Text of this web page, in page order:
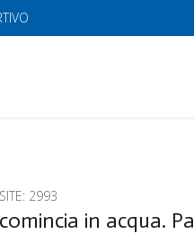
2993
in acqua.